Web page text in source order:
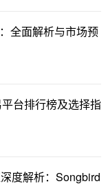
全面解析与市场预
台排行榜及选择指
度解析：Songbird